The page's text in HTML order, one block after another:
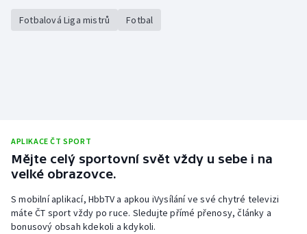
Fotbalová Liga mistrů Fotbal
APLIKACE ČT SPORT
Mějte celý sportovní svět vždy u sebe i na
velké obrazovce.
S mobilní aplikací, HbbTV a apkou iVysílání ve své chytré televizi
máte ČT sport vždy po ruce. Sledujte přímé přenosy, články a
bonusový obsah kdekoli a kdykoli.